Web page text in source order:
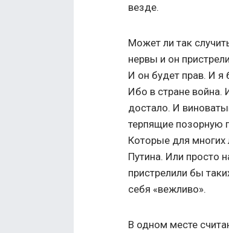
везде.
Может ли так
нервы и он
И он будет прав. И я
Ибо в стране
достало. И
терпящие позорную
Которые для
Путина. Или просто
пристрелили бы
себя «вежливо».
В одном месте